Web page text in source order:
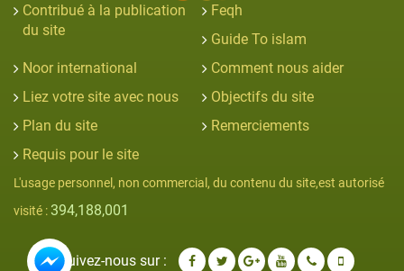
Contribué à la publication
du site
Feqh
Guide To islam
Noor international
Comment nous aider
Liez votre site avec nous
Objectifs du site
Plan du site
Remerciements
Requis pour le site
L'usage personnel, non commercial, du contenu du site,est autorisé
visité : 394,188,001
Suivez-nous sur :